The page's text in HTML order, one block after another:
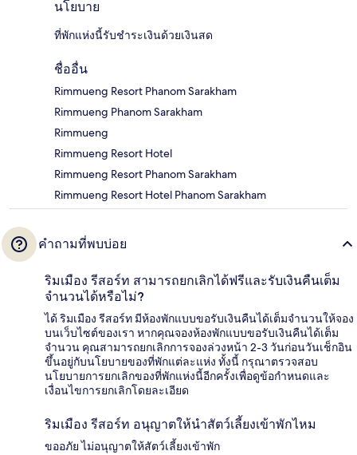
นโยบาย
ที่พักแห่งนี้รับชำระเงินด้วยเงินสด
ชื่ออื่น
Rimmueng Resort Phanom Sarakham
Rimmueng Phanom Sarakham
Rimmueng
Rimmueng Resort Hotel
Rimmueng Resort Phanom Sarakham
Rimmueng Resort Hotel Phanom Sarakham
คำถามที่พบบ่อย
ริมเมือง รีสอร์ท สามารถยกเลิกได้ฟรีและรับเงินคืนเต็ม
จำนวนได้หรือไม่?
ได้ ริมเมือง รีสอร์ท มีห้องพักแบบขอรับเงินคืนได้เต็มจำนวนให้จอง
บนเว็บไซต์ของเรา หากคุณจองห้องพักแบบขอรับเงินคืนได้เต็ม
จำนวน คุณสามารถยกเลิกการจองล่วงหน้า 2-3 วันก่อนวันเช็กอิน
ขึ้นอยู่กับนโยบายของที่พักแต่ละแห่ง ทั้งนี้ กรุณาตรวจสอบ
นโยบายการยกเลิกของที่พักแห่งนี้อีกครั้งเพื่อดูข้อกำหนดและ
เงื่อนไขการยกเลิกโดยละเอียด
ริมเมือง รีสอร์ท อนุญาตให้นำสัตว์เลี้ยงเข้าพักไหม
ขออภัย ไม่อนุญาตให้สัตว์เลี้ยงเข้าพัก